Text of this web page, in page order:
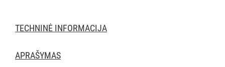
TECHNINĖ INFORMACIJA
APRAŠYMAS